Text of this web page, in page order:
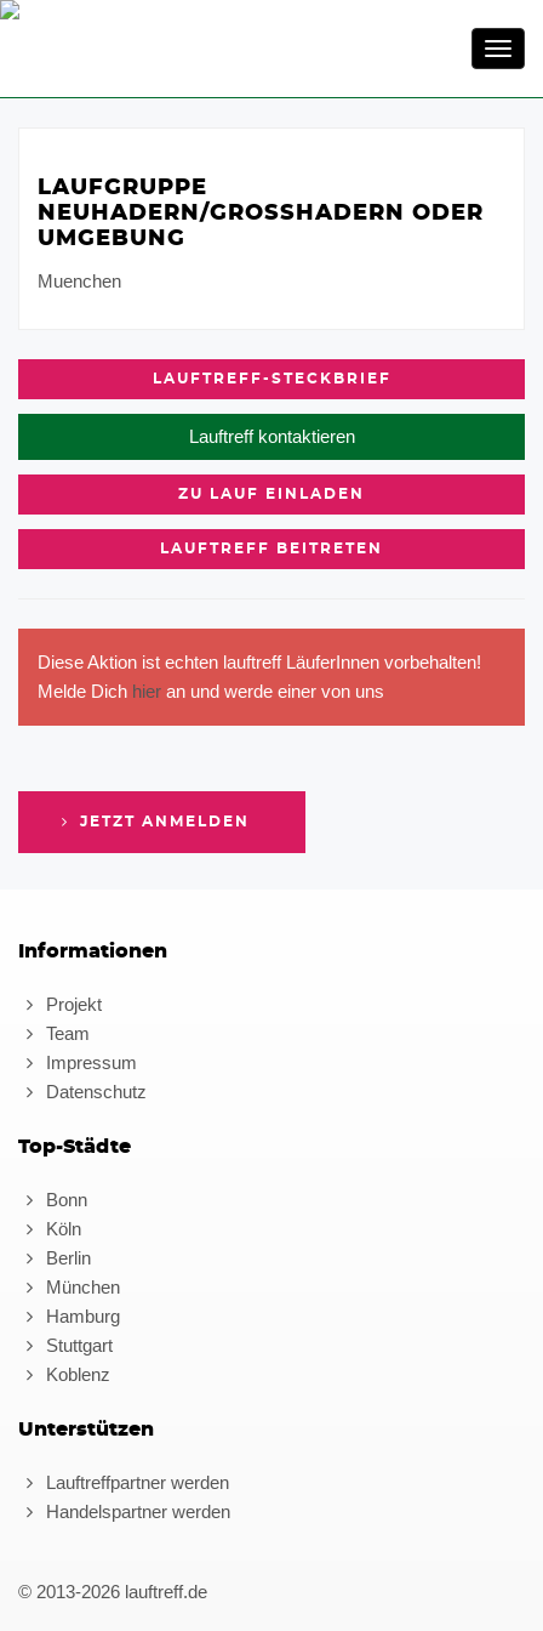
LAUFGRUPPE
NEUHADERN/GROSSHADERN ODER U
MGEBUNG
Muenchen
LAUFTREFF-STECKBRIEF
Lauftreff kontaktieren
ZU LAUF EINLADEN
LAUFTREFF BEITRETEN
Diese Aktion ist echten lauftreff LäuferInnen vorbehalten!
Melde Dich hier an und werde einer von uns
JETZT ANMELDEN
Informationen
Projekt
Team
Impressum
Datenschutz
Top-Städte
Bonn
Köln
Berlin
München
Hamburg
Stuttgart
Koblenz
Unterstützen
Lauftreffpartner werden
Handelspartner werden
© 2013-2026 lauftreff.de